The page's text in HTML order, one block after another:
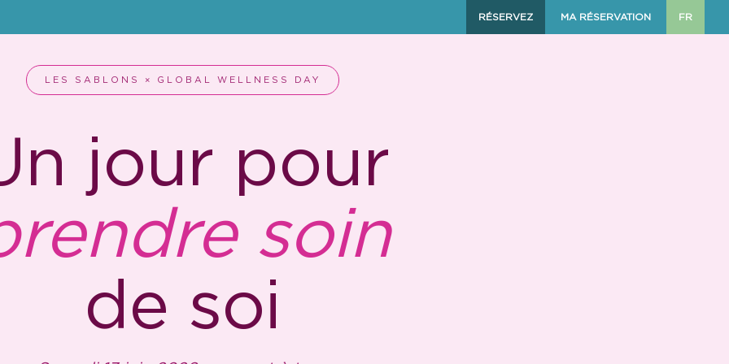
RÉSERVEZ MA RÉSERVATION FR
LES SABLONS × GLOBAL WELLNESS DAY
jour pour
soin
de soi